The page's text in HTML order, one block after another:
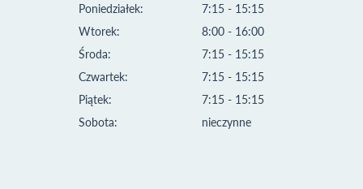
Poniedziałek:
Wtorek:
Środa:
Czwartek:
Piątek:
Sobota:
7:15 - 15:15
8:00 - 16:00
7:15 - 15:15
7:15 - 15:15
7:15 - 15:15
nieczynne